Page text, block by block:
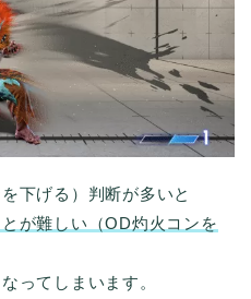
下げる）判断が多いと
が難しい（OD灼火コンを
ってしまいます。